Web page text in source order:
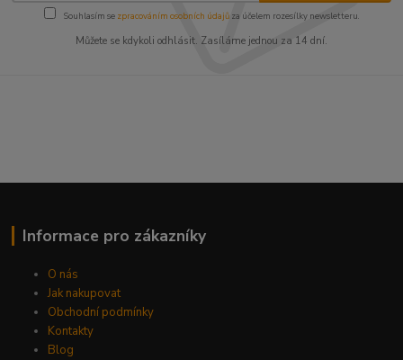
Souhlasím se zpracováním osobních údajůza účelem rozesílky newsletteru.
Můžete se kdykoli odhlásit. Zasíláme jednou za 14 dní.
Informace pro zákazníky
O nás
Jak nakupovat
Obchodní podmínky
Kontakty
Blog